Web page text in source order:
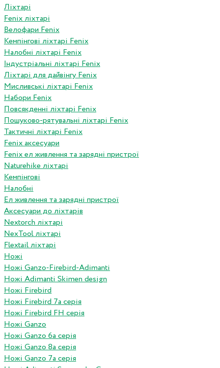
Ліхтарі
Fenix ліхтарі
Велофари Fenix
Кемпінгові ліхтарі Fenix
Налобні ліхтарі Fenix
Індустріальні ліхтарі Fenix
Ліхтарі для дайвінгу Fenix
Мисливські ліхтарі Fenix
Набори Fenix
Повсякденні ліхтарі Fenix
Пошуково-рятувальні ліхтарі Fenix
Тактичні ліхтарі Fenix
Fenix аксесуари
Fenix ел живлення та зарядні пристрої
Naturehike ліхтарі
Кемпінгові
Налобні
Ел живлення та зарядні пристрої
Аксесуари до ліхтарів
Nextorch ліхтарі
NexTool ліхтарі
Flextail ліхтарі
Ножі
Ножі Ganzo-Firebird-Adimanti
Ножі Adimanti Skimen design
Ножі Firebird
Ножі Firebird 7а серія
Ножі Firebird FH серія
Ножі Ganzo
Ножі Ganzo 6а серія
Ножі Ganzo 8а серія
Ножі Ganzo 7а серія